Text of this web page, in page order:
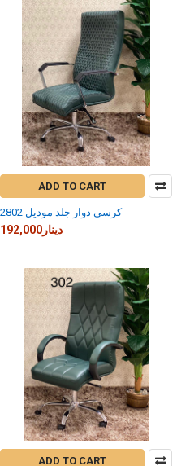
ADD TO CART
كرسي دوار جلد موديل 2802
192,000دينار
ADD TO CART